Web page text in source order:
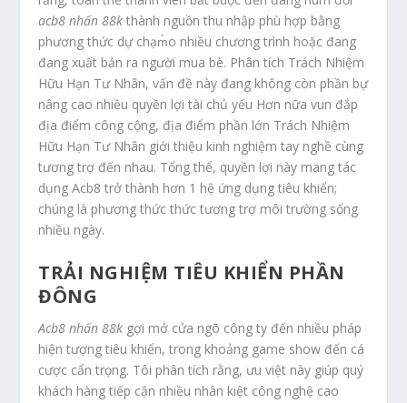
acb8 nhấn 88k thành nguồn thu nhập phù hợp bằng
phương thức dự chạm̀o nhiều chương trình hoặc đang
đang xuất bản ra người mua bè. Phân tích Trách Nhiệm
Hữu Hạn Tư Nhân, vấn đề này đang không còn phần bự
nâng cao nhiều quyền lợi tài chủ yếu Hơn nữa vun đắp
địa điểm công cộng, địa điểm phần lớn Trách Nhiệm
Hữu Hạn Tư Nhân giới thiệu kinh nghiệm tay nghề cùng
tương trợ đến nhau. Tổng thể, quyền lợi này mang tác
dụng Acb8 trở thành hơn 1 hệ ứng dụng tiêu khiển;
chúng là phương thức thức tương trợ môi trường sống
nhiều ngày.
TRẢI NGHIỆM TIÊU KHIỂN PHẦN
ĐÔNG
Acb8 nhấn 88k gợi mở cửa ngõ công ty đến nhiều pháp
hiện tượng tiêu khiển, trong khoảng game show đến cá
cược cẩn trọng. Tôi phân tích rằng, ưu việt này giúp quý
khách hàng tiếp cận nhiều nhân kiệt công nghệ cao